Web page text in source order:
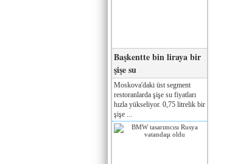
Başkentte bin liraya bir
şişe su
Moskova'daki üst segment
restoranlarda şişe su fiyatları
hızla yükseliyor. 0,75 litrelik bir
şişe ...